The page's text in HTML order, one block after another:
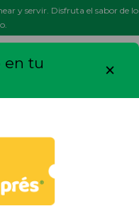
y servir. Disfruta el sabor de lo
en tu
×